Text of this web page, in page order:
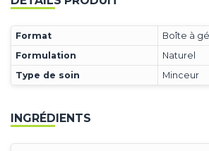
Format
Boîte à
Formulation
Naturel
Type de soin
Minceur
INGRÉDIENTS